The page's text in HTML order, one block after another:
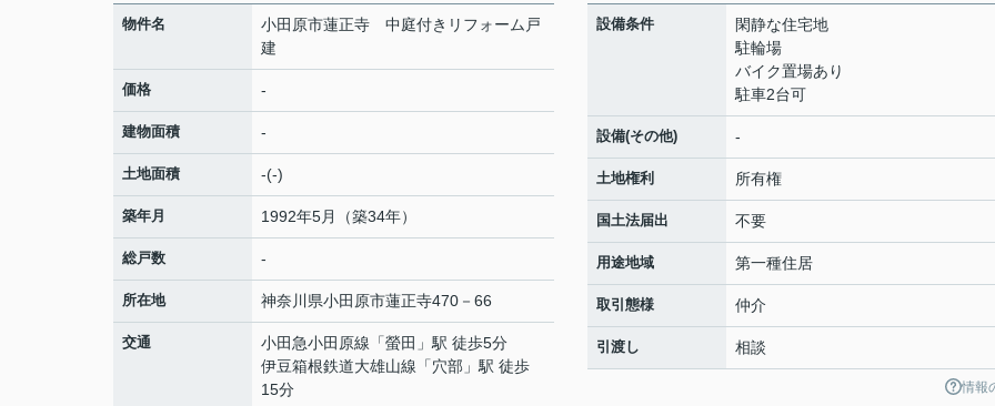
物件名
小田原市蓮正寺 中庭付きリフォーム戸
建
価格 -
建物面積 -
土地面積 -(-)
築年月 1992年5月（築34年）
総戸数 -
所在地 神奈川県小田原市蓮正寺470－66
交通 小田急小田原線 「螢田 」駅 徒歩5分
伊豆箱根鉄道大雄山線 「穴部 」駅 徒歩
15分
設備条件
閑静な住宅地
駐輪場
バイク置場あり
駐車2台可
設備(その他) -
土地権利 所有権
国土法届出 不要
用途地域 第一種住居
取引態様 仲介
引渡し 相談
情報